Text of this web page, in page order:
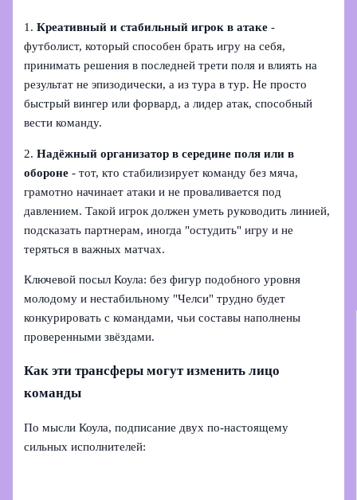
1.Креативный и стабильный игрок в атаке -
футболист, который способен брать игру на себя,
принимать решения в последней трети поля и влиять на
результат не эпизодически, а из тура в тур. Не просто
быстрый вингер или форвард, а лидер атак, способный
вести команду.
2.Надёжный организатор в середине поля или в
обороне - тот, кто стабилизирует команду без мяча,
грамотно начинает атаки и не проваливается под
давлением. Такой игрок должен уметь руководить линией,
подсказать партнерам, иногда "остудить" игру и не
теряться в важных матчах.
Ключевой посыл Коула: без фигур подобного уровня
молодому и нестабильному "Челси" трудно будет
конкурировать с командами, чьи составы наполнены
проверенными звёздами.
Как эти трансферы могут изменить лицо
команды
По мысли Коула, подписание двух по-настоящему
сильных исполнителей: